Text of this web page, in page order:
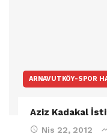
ARNAVUTKÖY-SPOR
Aziz Kadakal
Nis 22, 2012